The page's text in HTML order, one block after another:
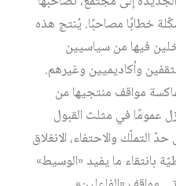
خطابًا مصاحبًا. يُنتج هذه
فيها من سياسيين
وأكاديميين وغيرهم.
مواقف منتجيها من
عمومًا في مثلث القبول
التملّك والاحتفاء، الانغلاق
بانتقاء ما يفيد «الوسيط»